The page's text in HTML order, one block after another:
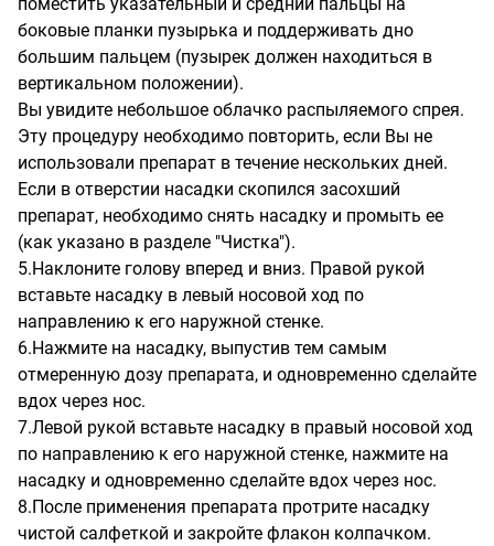
боковые планки пузырька и поддерживать дно
большим пальцем (пузырек должен находиться в
вертикальном положении).
Вы увидите небольшое облачко распыляемого спрея.
Эту процедуру необходимо повторить, если Вы не
использовали препарат в течение нескольких дней.
Если в отверстии насадки скопился засохший
препарат, необходимо снять насадку и промыть ее
(как указано в разделе "Чистка").
5.Наклоните голову вперед и вниз. Правой рукой
вставьте насадку в левый носовой ход по
направлению к его наружной стенке.
6.Нажмите на насадку, выпустив тем самым
отмеренную дозу препарата, и одновременно сделайте
вдох через нос.
7.Левой рукой вставьте насадку в правый носовой ход
по направлению к его наружной стенке, нажмите на
насадку и одновременно сделайте вдох через нос.
8.После применения препарата протрите насадку
чистой салфеткой и закройте флакон колпачком.